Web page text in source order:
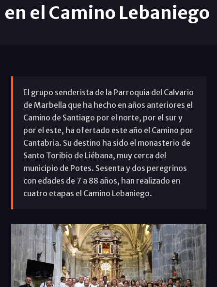
en el Camino Lebaniego
El grupo senderista de la Parroquia del Calvario
de Marbella que ha hecho en años anteriores el
Camino de Santiago por el norte, por el sur y
por el este, ha ofertado este año el Camino por
Cantabria. Su destino ha sido el monasterio de
Santo Toribio de Liébana, muy cerca del
municipio de Potes. Sesenta y dos peregrinos
con edades de 7 a 88 años, han realizado en
cuatro etapas el Camino Lebaniego.